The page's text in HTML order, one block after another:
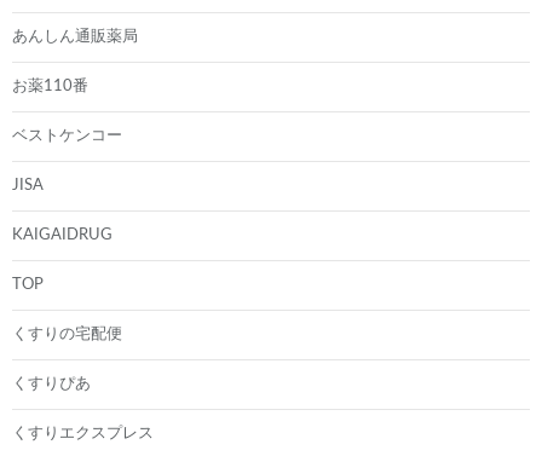
あんしん通販薬局
お薬110番
ベストケンコー
JISA
KAIGAIDRUG
TOP
くすりの宅配便
くすりぴあ
くすりエクスプレス